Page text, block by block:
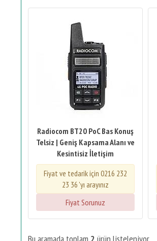
Radiocom BT20 PoC Bas Konuş
Telsiz | Geniş Kapsama Alanı ve
Kesintisiz İletişim
Fiyat ve tedarik için 0216 232
23 36 'yı arayınız
Fiyat Sorunuz